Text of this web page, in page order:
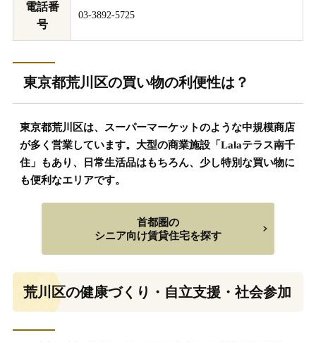
電話番
号
03-3892-5725
東京都荒川区の買い物の利便性は？
東京都荒川区は、スーパーマーケットのような中規模商店
が多く営業しています。大型の商業施設「Lalaテラス南千
住」もあり、日常生活品はもちろん、少し特別な買い物に
も便利なエリアです。
首都圏の
シニア向け賃貸住宅を探す
荒川区の健康づくり・自立支援・社会参加